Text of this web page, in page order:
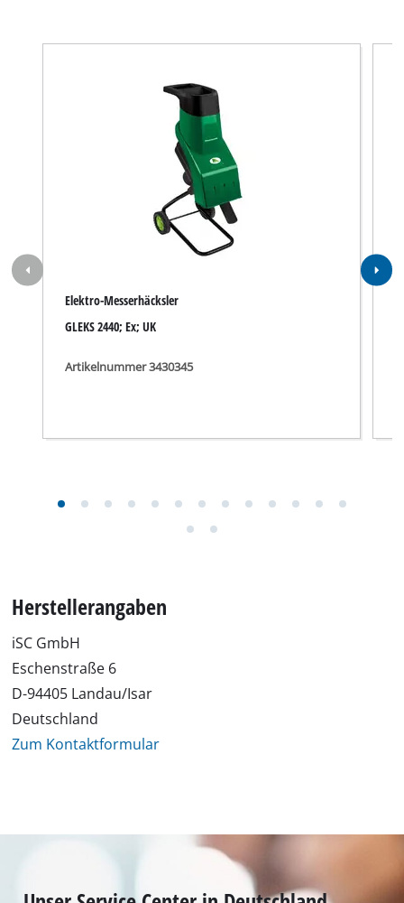
Elektro-Messerhäcksler
GLEKS 2440; Ex; UK
Artikelnummer 3430345
Herstellerangaben
iSC GmbH
Eschenstraße 6
D-94405 Landau/Isar
Deutschland
Zum Kontaktformular